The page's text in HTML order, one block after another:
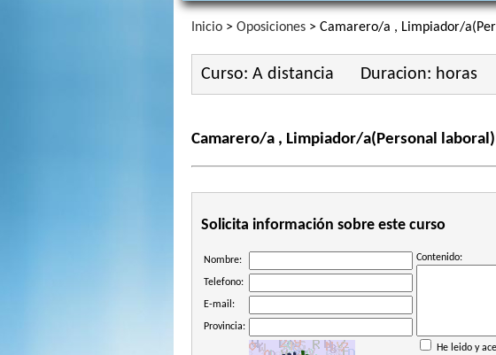
Inicio> Oposiciones> Camarero/a , Limpiador/
Curso: A distancia Duracion: horas
Camarero/a , Limpiador/a(Personal laboral)
Solicita información sobre este curso
Nombre: Contenido:
He leido y
Telefono:
E-mail:
Provincia: